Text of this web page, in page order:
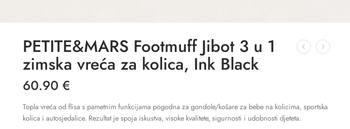
PETITE&MARS Footmuff Jibot 3 u 1
zimska vreća za kolica, Ink Black
60.90 €
Topla vreća od flisa s pametnim funkcijama pogodna za gondole/košare za bebe na kolicima, sportska
kolica i autosjedalice. Rezultat je spoja iskustva, visoke kvalitete, sigurnosti i udobnosti djeteta.